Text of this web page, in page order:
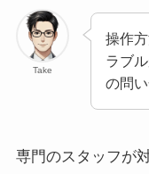
Take
操作
ラブ
の問
専門のスタッフが